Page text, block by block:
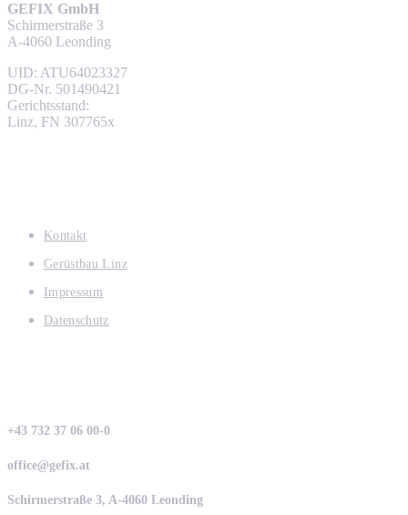
GEFIX GmbH
Schirmerstraße 3
A-4060 Leonding
UID: ATU64023327
DG-Nr. 501490421
Gerichtsstand:
Linz, FN 307765x
Kontakt
Gerüstbau Linz
Impressum
Datenschutz
+43 732 37 06 00-0
office@gefix.at
Schirmerstraße 3, A-4060 Leonding